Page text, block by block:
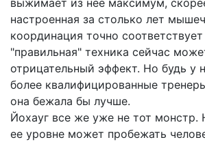
выжимает из нее максимум,
настроенная за столько лет
координация точно
"правильная" техника сейчас
отрицательный эффект. Но будь у
более квалифицированные
она бежала бы лучше.
Йохауг все же уже не тот монстр.
ее уровне может пробежать